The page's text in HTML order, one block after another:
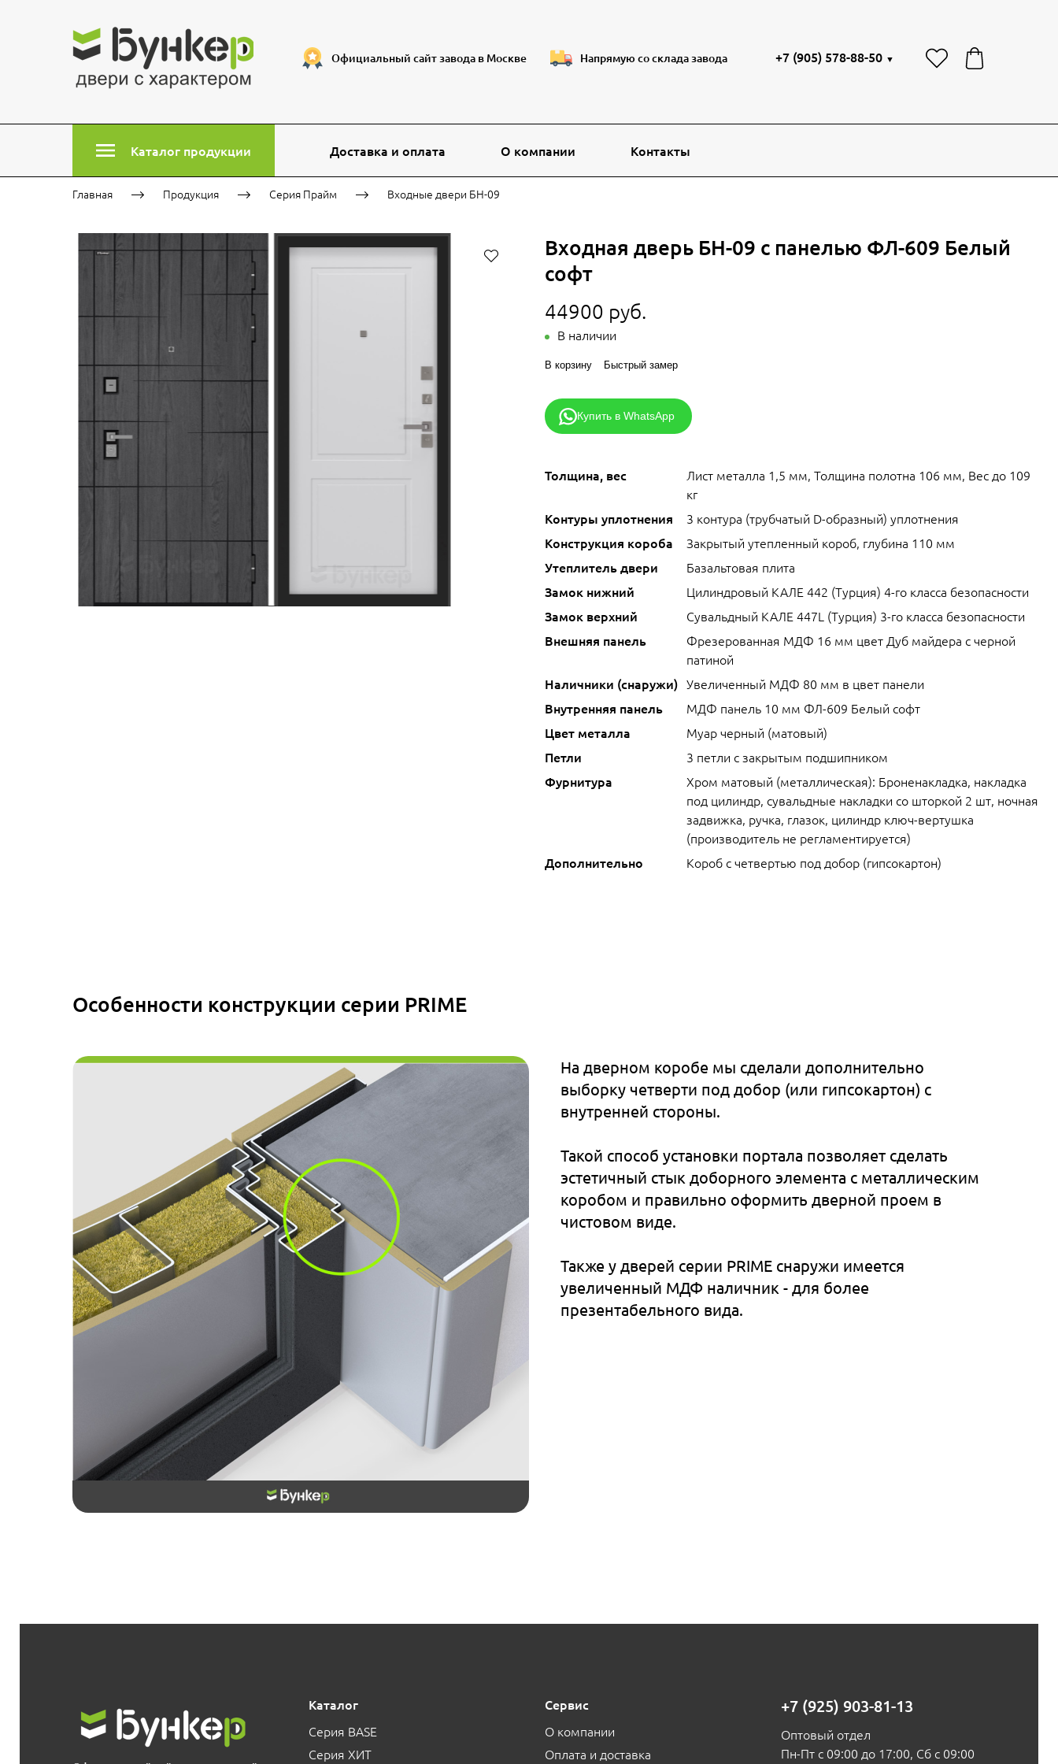
Официальный сайт завода в Москве Напрямую со склада завода +7 (905) 578-88-50 ▼
Каталог продукции Доставка и оплата О компании Контакты
Главная Продукция Серия Прайм Входные двери БН-09
Входная дверь БН-09 с панелью ФЛ-609 Белый
софт
44900 руб.
В наличии
В корзину Быстрый замер
Купить в WhatsApp
Толщина, вес
Лист металла 1,5 мм, Толщина полотна 106 мм, Вес до 109
кг
Контуры уплотнения
3 контура (трубчатый D-образный) уплотнения
Конструкция короба
Закрытый утепленный короб, глубина 110 мм
Утеплитель двери
Базальтовая плита
Замок нижний
Цилиндровый КАЛЕ 442 (Турция) 4-го класса безопасности
Замок верхний
Сувальдный КАЛЕ 447L (Турция) 3-го класса безопасности
Внешняя панель
Фрезерованная МДФ 16 мм цвет Дуб майдера с черной
патиной
Наличники (снаружи) Увеличенный МДФ 80 мм в цвет панели
Внутренняя панель
МДФ панель 10 мм ФЛ-609 Белый софт
Цвет металла
Муар черный (матовый)
Петли
3 петли с закрытым подшипником
Фурнитура
Хром матовый (металлическая): Броненакладка, накладка
под цилиндр, сувальдные накладки со шторкой 2 шт, ночная
задвижка, ручка, глазок, цилиндр ключ-вертушка
(производитель не регламентируется)
Дополнительно
Короб с четвертью под добор (гипсокартон)
Особенности конструкции серии PRIME
На дверном коробе мы сделали дополнительно
выборку четверти под добор (или гипсокартон) с
внутренней стороны.
Такой способ установки портала позволяет сделать
эстетичный стык доборного элемента с металлическим
коробом и правильно оформить дверной проем в
чистовом виде.
Также у дверей серии PRIME снаружи имеется
увеличенный МДФ наличник - для более
презентабельного вида.
Каталог
Серия BASE
Серия ХИТ
Сервис
О компании
Оплата и доставка
+7 (925) 903-81-13
Оптовый отдел
Пн-Пт с 09:00 до 17:00, Сб с 09:00